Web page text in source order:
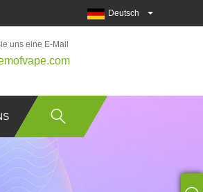
Deutsch
uns eine E-Mail